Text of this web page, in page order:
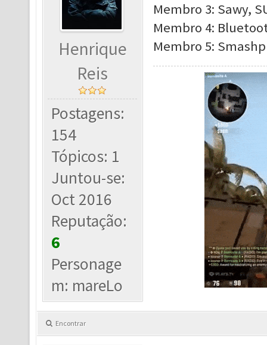
Henrique
Reis
Postagens:
154
Tópicos: 1
Juntou-se:
Oct 2016
Reputação:
6
Personage
m: mareLo
Membro 3: Sawy,
Membro 4:
Membro 5:
Encontrar